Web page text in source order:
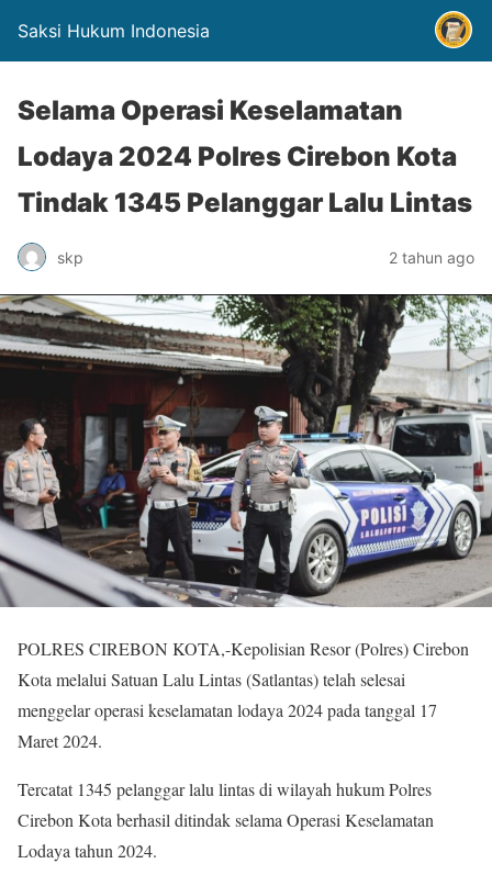
Saksi Hukum Indonesia
Selama Operasi Keselamatan
Lodaya 2024 Polres Cirebon Kota
Tindak 1345 Pelanggar Lalu Lintas
skp 2 tahun ago
POLRES CIREBON KOTA,-Kepolisian Resor (Polres) Cirebon
Kota melalui Satuan Lalu Lintas (Satlantas) telah selesai
menggelar operasi keselamatan lodaya 2024 pada tanggal 17
Maret 2024.
Tercatat 1345 pelanggar lalu lintas di wilayah hukum Polres
Cirebon Kota berhasil ditindak selama Operasi Keselamatan
Lodaya tahun 2024.